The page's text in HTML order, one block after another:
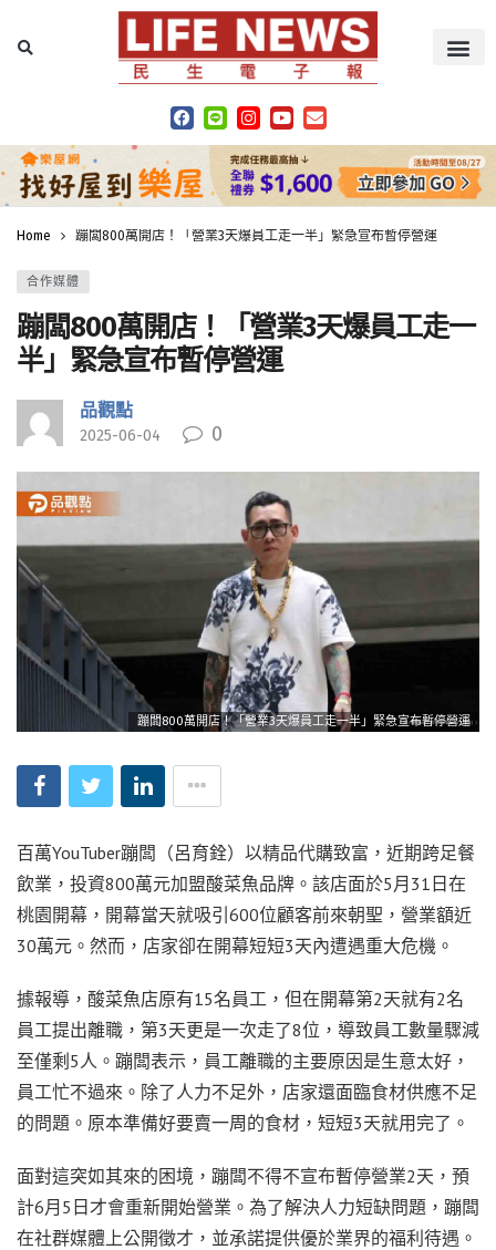
Home 蹦闆800萬開店！「營業3天爆員工走一半」緊急宣布暫停營運
合作媒體
蹦闆800萬開店！「營業3天爆員工走一
半」緊急宣布暫停營運
品觀點
2025-06-04 0
蹦闆800萬開店！「營業3天爆員工走一半」緊急宣布暫停營運
百萬YouTuber蹦闆（呂育銓）以精品代購致富，近期跨足餐
飲業，投資800萬元加盟酸菜魚品牌。該店面於5月31日在
桃園開幕，開幕當天就吸引600位顧客前來朝聖，營業額近
30萬元。然而，店家卻在開幕短短3天內遭遇重大危機。
據報導，酸菜魚店原有15名員工，但在開幕第2天就有2名
員工提出離職，第3天更是一次走了8位，導致員工數量驟減
至僅剩5人。蹦闆表示，員工離職的主要原因是生意太好，
員工忙不過來。除了人力不足外，店家還面臨食材供應不足
的問題。原本準備好要賣一周的食材，短短3天就用完了。
面對這突如其來的困境，蹦闆不得不宣布暫停營業2天，預
計6月5日才會重新開始營業。為了解決人力短缺問題，蹦闆
在社群媒體上公開徵才，並承諾提供優於業界的福利待遇。